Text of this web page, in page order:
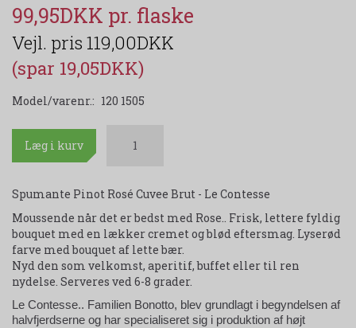
99,95DKK
119,00DKK
(spar 19,05DKK)
Model/varenr.: 120 1505
Læg i kurv
Spumante Pinot Rosé Cuvee Brut - Le Contesse
Moussende når det er bedst med Rose.. Frisk, lettere fyldig
bouquet med en lækker cremet og blød eftersmag. Lyserød
farve med bouquet af lette bær.
Nyd den som velkomst, aperitif, buffet eller til ren
nydelse. Serveres ved 6-8 grader.
Le Contesse.. Familien Bonotto, blev grundlagt i begyndelsen af
halvfjerdserne og har specialiseret sig i produktion af højt